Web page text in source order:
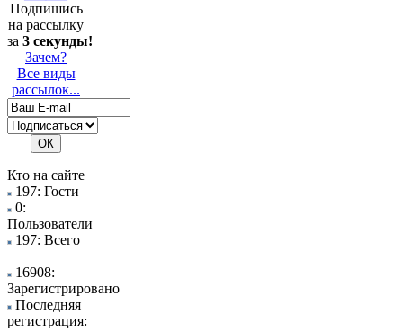
Подпишись
на рассылку
за 3 секунды!
Зачем?
Все виды
рассылок...
Кто на сайте
197: Гости
0:
Пользователи
197: Всего
16908:
Зарегистрировано
Последняя
регистрация: